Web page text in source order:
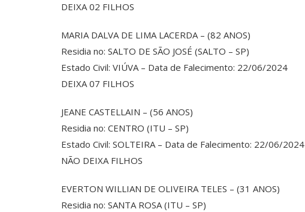
DEIXA 02 FILHOS
MARIA DALVA DE LIMA LACERDA – (82 ANOS)
Residia no: SALTO DE SÃO JOSÉ (SALTO – SP)
Estado Civil: VIÚVA – Data de Falecimento: 22/06/2024
DEIXA 07 FILHOS
JEANE CASTELLAIN – (56 ANOS)
Residia no: CENTRO (ITU – SP)
Estado Civil: SOLTEIRA – Data de Falecimento: 22/06/2024
NÃO DEIXA FILHOS
EVERTON WILLIAN DE OLIVEIRA TELES – (31 ANOS)
Residia no: SANTA ROSA (ITU – SP)